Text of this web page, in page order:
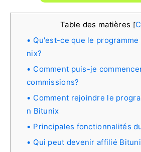
Table des matières [
Qu'est-ce que le
nix?
Comment puis-je
commissions?
Comment rejoindre le
n Bitunix
Principales fonctionnalités
Qui peut devenir affilié